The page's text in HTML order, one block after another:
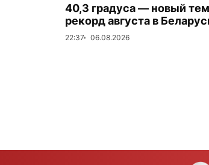
40,3 градуса — новый
рекорд августа в
22:37 06.08.2026